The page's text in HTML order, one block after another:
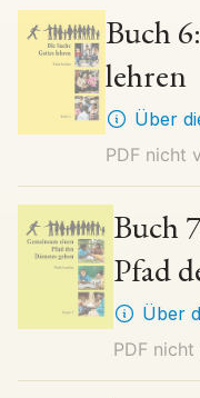
Buch
lehren
Über
PDF nicht
Buch
Pfad
Über
PDF